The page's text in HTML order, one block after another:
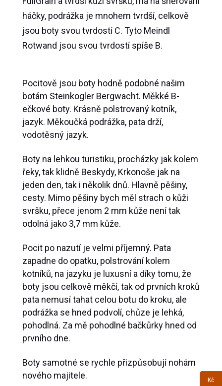
háčky, podrážka je mnohem tvrdší, celkově
jsou boty svou tvrdostí C. Tyto Meindl
Rotwand jsou svou tvrdostí spíše B.
Pocitově jsou boty hodně podobné našim
botám Steinkogler Bergwacht. Měkké B-
ečkové boty. Krásně polstrovaný kotník,
jazyk. Měkoučká podrážka, pata drží,
vodotěsný jazyk.
Boty na lehkou turistiku, procházky jak kolem
řeky, tak klidně Beskydy, Krkonoše jak na
jeden den, tak i několik dnů. Hlavně pěšiny,
cesty. Mimo pěšiny bych měl strach o kůži
svršku, přece jenom 2 mm kůže není tak
odolná jako 3,7 mm kůže.
Pocit po nazutí je velmi příjemný. Pata
zapadne do opatku, polstrování kolem
kotníků, na jazyku je luxusní a díky tomu, že
boty jsou celkově měkčí, tak od prvních kroků
pata nemusí tahat celou botu do kroku, ale
podrážka se hned podvolí, chůze je lehká,
pohodlná. Za mě pohodlné bačkůrky hned od
prvního dne.
Boty samotné se rychle přizpůsobují nohám
nového majitele.
Kč